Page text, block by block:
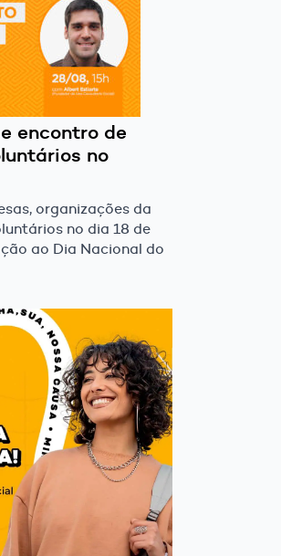
encontro de
no
organizações da
no dia 18 de
ao Dia Nacional do